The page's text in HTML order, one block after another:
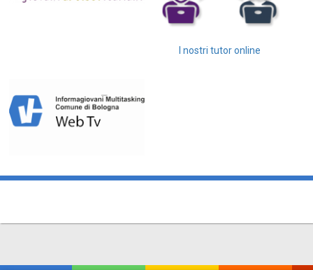
I nostri tutor online